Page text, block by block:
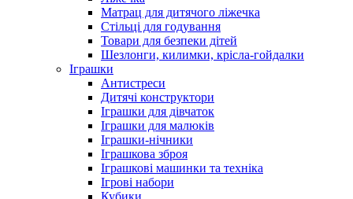
Матрац для дитячого ліжечка
Стільці для годування
Товари для безпеки дітей
Шезлонги, килимки, крісла-гойдалки
Іграшки
Антистреси
Дитячі конструктори
Іграшки для дівчаток
Іграшки для малюків
Іграшки-нічники
Іграшкова зброя
Іграшкові машинки та техніка
Ігрові набори
Кубики